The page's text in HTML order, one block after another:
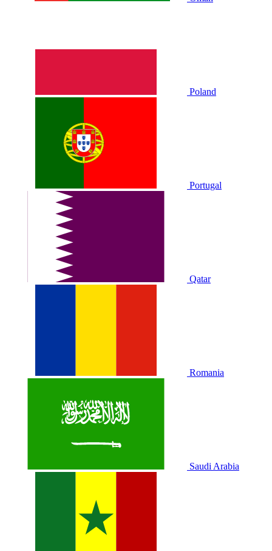
Poland
Portugal
Qatar
Romania
Saudi Arabia